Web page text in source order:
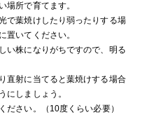
場所で育てます。
で葉焼けしたり弱ったりする場
置いてください。
い株になりがちですので、明る
直射に当てると葉焼けする場合
にしましょう。
ださい。（10度くらい必要）